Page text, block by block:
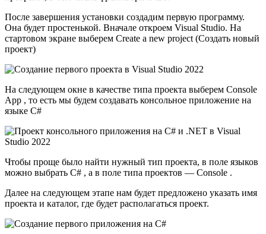
После завершения установки создадим первую программу.
Она будет простенькой. Вначале откроем Visual Studio. На
стартовом экране выберем Create a new project (Создать новый
проект)
На следующем окне в качестве типа проекта выберем Console
App , то есть мы будем создавать консольное приложение на
языке C#
Чтобы проще было найти нужный тип проекта, в поле языков
можно выбрать C# , а в поле типа проектов — Console .
Далее на следующем этапе нам будет предложено указать имя
проекта и каталог, где будет располагаться проект.